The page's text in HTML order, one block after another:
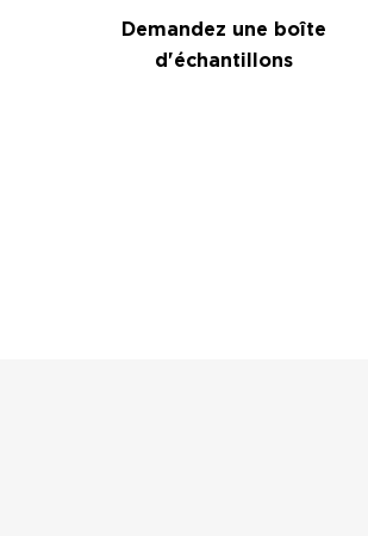
Demandez une boîte
d'échantillons